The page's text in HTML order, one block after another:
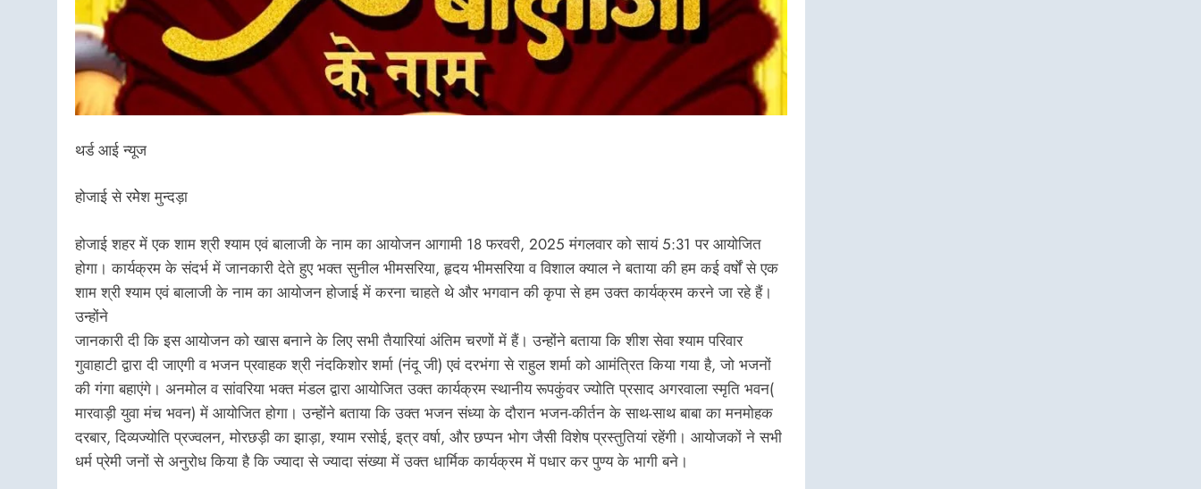
थर्ड आई न्यूज
होजाई से रमेेश मुन्दड़ा
होजाई शहर में एक शाम श्री श्याम एवं बालाजी के नाम का आयोजन आगामी 18 फरवरी, 2025 मंगलवार को सायं 5:31 पर आयोजित
होगा। कार्यक्रम के संदर्भ में जानकारी देते हुए भक्त सुनील भीमसरिया, हृदय भीमसरिया व विशाल क्याल ने बताया की हम कई वर्षों से एक
शाम श्री श्याम एवं बालाजी के नाम का आयोजन होजाई में करना चाहते थे और भगवान की कृपा से हम उक्त कार्यक्रम करने जा रहे हैं।
उन्होंने
जानकारी दी कि इस आयोजन को खास बनाने के लिए सभी तैयारियां अंतिम चरणों में हैं। उन्होंने बताया कि शीश सेवा श्याम परिवार
गुवाहाटी द्वारा दी जाएगी व भजन प्रवाहक श्री नंदकिशोर शर्मा (नंदू जी) एवं दरभंगा से राहुल शर्मा को आमंत्रित किया गया है, जो भजनों
की गंगा बहाएंगे। अनमोल व सांवरिया भक्त मंडल द्वारा आयोजित उक्त कार्यक्रम स्थानीय रूपकुंवर ज्योति प्रसाद अगरवाला स्मृति भवन(
मारवाड़ी युवा मंच भवन) में आयोजित होगा। उन्होंने बताया कि उक्त भजन संध्या के दौरान भजन-कीर्तन के साथ-साथ बाबा का मनमोहक
दरबार, दिव्यज्योति प्रज्वलन, मोरछड़ी का झाड़ा, श्याम रसोई, इत्र वर्षा, और छप्पन भोग जैसी विशेष प्रस्तुतियां रहेंगी। आयोजकों ने सभी
धर्म प्रेमी जनों से अनुरोध किया है कि ज्यादा से ज्यादा संख्या में उक्त धार्मिक कार्यक्रम में पधार कर पुण्य के भागी बने।